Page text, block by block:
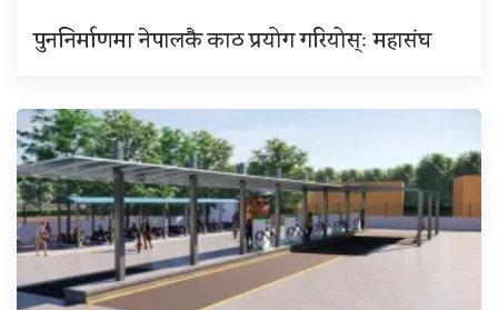
पुननिर्माणमा नेपालकै काठ प्रयोग गरियोस्ः महासंघ